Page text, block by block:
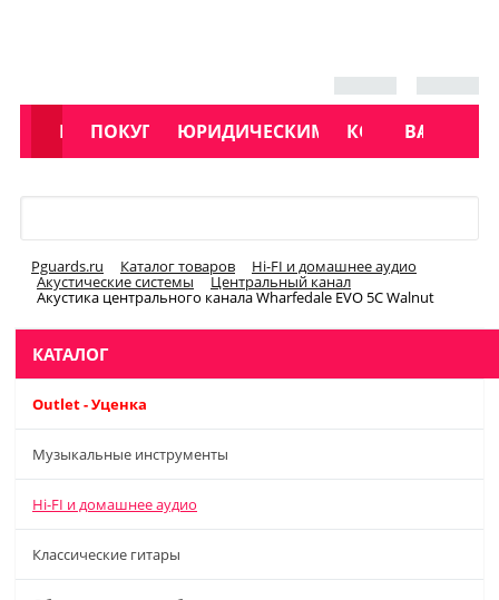
АКЦИИ
КАТАЛОГ
ПОКУПАТЕЛЯМЮРИДИЧЕСКИМ ЛИЦАМКОНТАКТЫ
УСЛУГИ
Pguards.ru Каталог товаров Hi-FI и домашнее аудио
Акустические системы Центральный канал
Акустика центрального канала Wharfedale EVO 5C Walnut
КАТАЛОГ
Outlet - Уценка
Музыкальные инструменты
Hi-FI и домашнее аудио
Классические гитары